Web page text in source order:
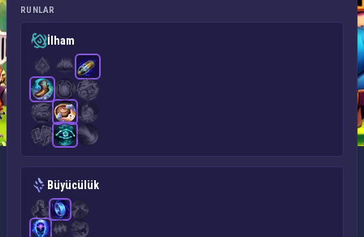
RUNLAR
İlham
Büyücülük